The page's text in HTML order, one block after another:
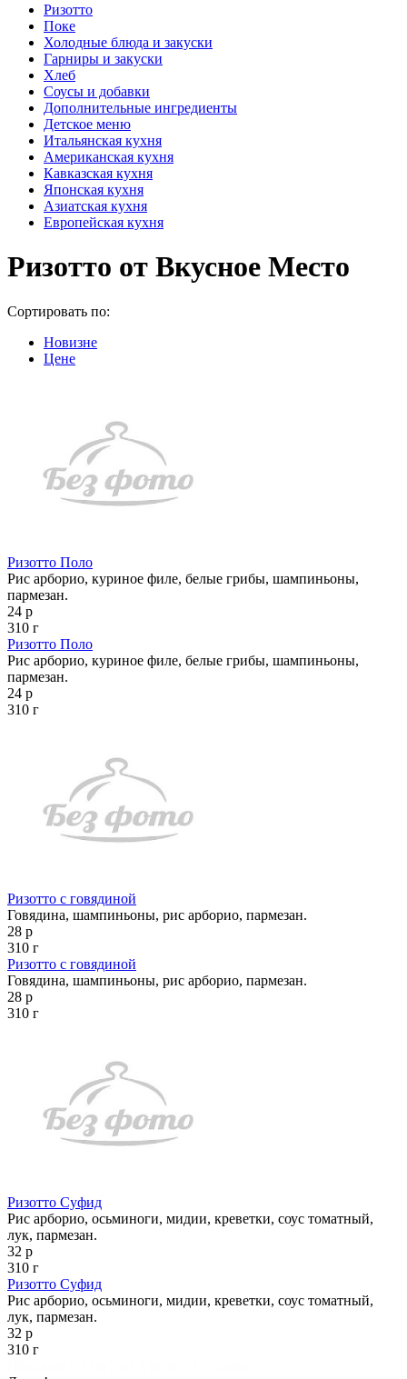
Ризотто
Поке
Холодные блюда и закуски
Гарниры и закуски
Хлеб
Соусы и добавки
Дополнительные ингредиенты
Детское меню
Итальянская кухня
Американская кухня
Кавказская кухня
Японская кухня
Азиатская кухня
Европейская кухня
Ризотто от Вкусное Место
Сортировать по:
Новизне
Цене
Ризотто Поло
Рис арборио, куриное филе, белые грибы, шампиньоны,
пармезан.
24 р
310 г
Ризотто Поло
Рис арборио, куриное филе, белые грибы, шампиньоны,
пармезан.
24 р
310 г
Ризотто с говядиной
Говядина, шампиньоны, рис арборио, пармезан.
28 р
310 г
Ризотто с говядиной
Говядина, шампиньоны, рис арборио, пармезан.
28 р
310 г
Ризотто Суфид
Рис арборио, осьминоги, мидии, креветки, соус томатный,
лук, пармезан.
32 р
310 г
Ризотто Суфид
Рис арборио, осьминоги, мидии, креветки, соус томатный,
лук, пармезан.
32 р
310 г